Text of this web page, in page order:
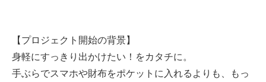
【プロジェクト開始の背景】
身軽にすっきり出かけたい！をカタチに。
手ぶらでスマホや財布をポケットに入れるよりも、もっ